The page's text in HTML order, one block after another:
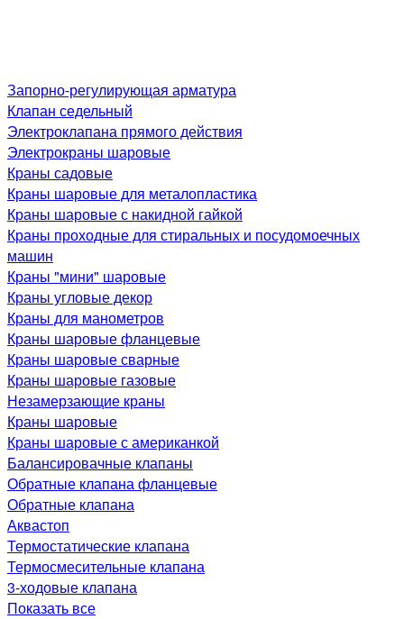
Запорно-регулирующая арматура
Клапан седельный
Электроклапана прямого действия
Электрокраны шаровые
Краны садовые
Краны шаровые для металопластика
Краны шаровые с накидной гайкой
Краны проходные для стиральных и посудомоечных
машин
Краны "мини" шаровые
Краны угловые декор
Краны для манометров
Краны шаровые фланцевые
Краны шаровые сварные
Краны шаровые газовые
Незамерзающие краны
Краны шаровые
Краны шаровые с американкой
Балансировачные клапаны
Обратные клапана фланцевые
Обратные клапана
Аквастоп
Термостатические клапана
Термосмесительные клапана
3-ходовые клапана
Показать все